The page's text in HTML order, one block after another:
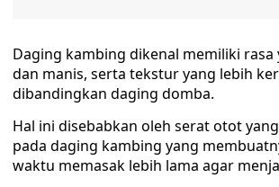
Daging kambing dikenal memiliki rasa
dan manis, serta tekstur yang lebih
dibandingkan daging domba.
Hal ini disebabkan oleh serat otot
pada daging kambing yang
waktu memasak lebih lama agar